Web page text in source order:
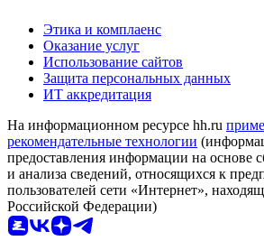
Этика и комплаенс
Оказание услуг
Использование сайтов
Защита персональных данных
ИТ аккредитация
На информационном ресурсе hh.ru
рекомендательные технологии
предоставления информации на основе
и анализа сведений, относящихся к
пользователей сети «Интернет»,
Российской Федерации)